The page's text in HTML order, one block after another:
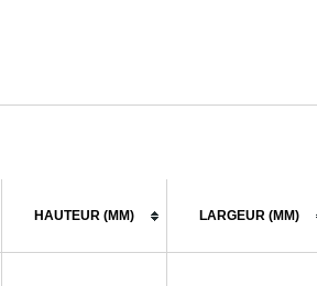
HAUTEUR (MM) LARGEUR (MM)